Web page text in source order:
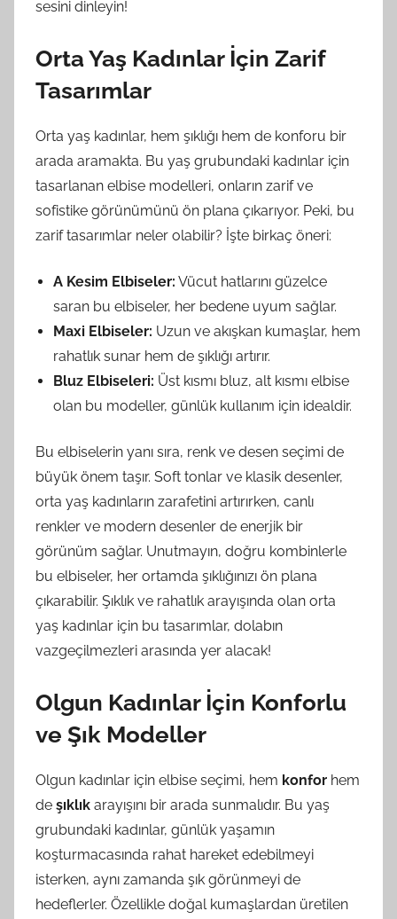
sesini dinleyin!
Orta Yaş Kadınlar İçin Zarif
Tasarımlar
Orta yaş kadınlar, hem şıklığı hem de konforu bir
arada aramakta. Bu yaş grubundaki kadınlar için
tasarlanan elbise modelleri, onların zarif ve
sofistike görünümünü ön plana çıkarıyor. Peki, bu
zarif tasarımlar neler olabilir? İşte birkaç öneri:
A Kesim Elbiseler: Vücut hatlarını güzelce
saran bu elbiseler, her bedene uyum sağlar.
Maxi Elbiseler: Uzun ve akışkan kumaşlar, hem
rahatlık sunar hem de şıklığı artırır.
Bluz Elbiseleri: Üst kısmı bluz, alt kısmı elbise
olan bu modeller, günlük kullanım için idealdir.
Bu elbiselerin yanı sıra, renk ve desen seçimi de
büyük önem taşır. Soft tonlar ve klasik desenler,
orta yaş kadınların zarafetini artırırken, canlı
renkler ve modern desenler de enerjik bir
görünüm sağlar. Unutmayın, doğru kombinlerle
bu elbiseler, her ortamda şıklığınızı ön plana
çıkarabilir. Şıklık ve rahatlık arayışında olan orta
yaş kadınlar için bu tasarımlar, dolabın
vazgeçilmezleri arasında yer alacak!
Olgun Kadınlar İçin Konforlu
ve Şık Modeller
Olgun kadınlar için elbise seçimi, hem konfor hem
de şıklık arayışını bir arada sunmalıdır. Bu yaş
grubundaki kadınlar, günlük yaşamın
koşturmacasında rahat hareket edebilmeyi
isterken, aynı zamanda şık görünmeyi de
hedeflerler. Özellikle doğal kumaşlardan üretilen